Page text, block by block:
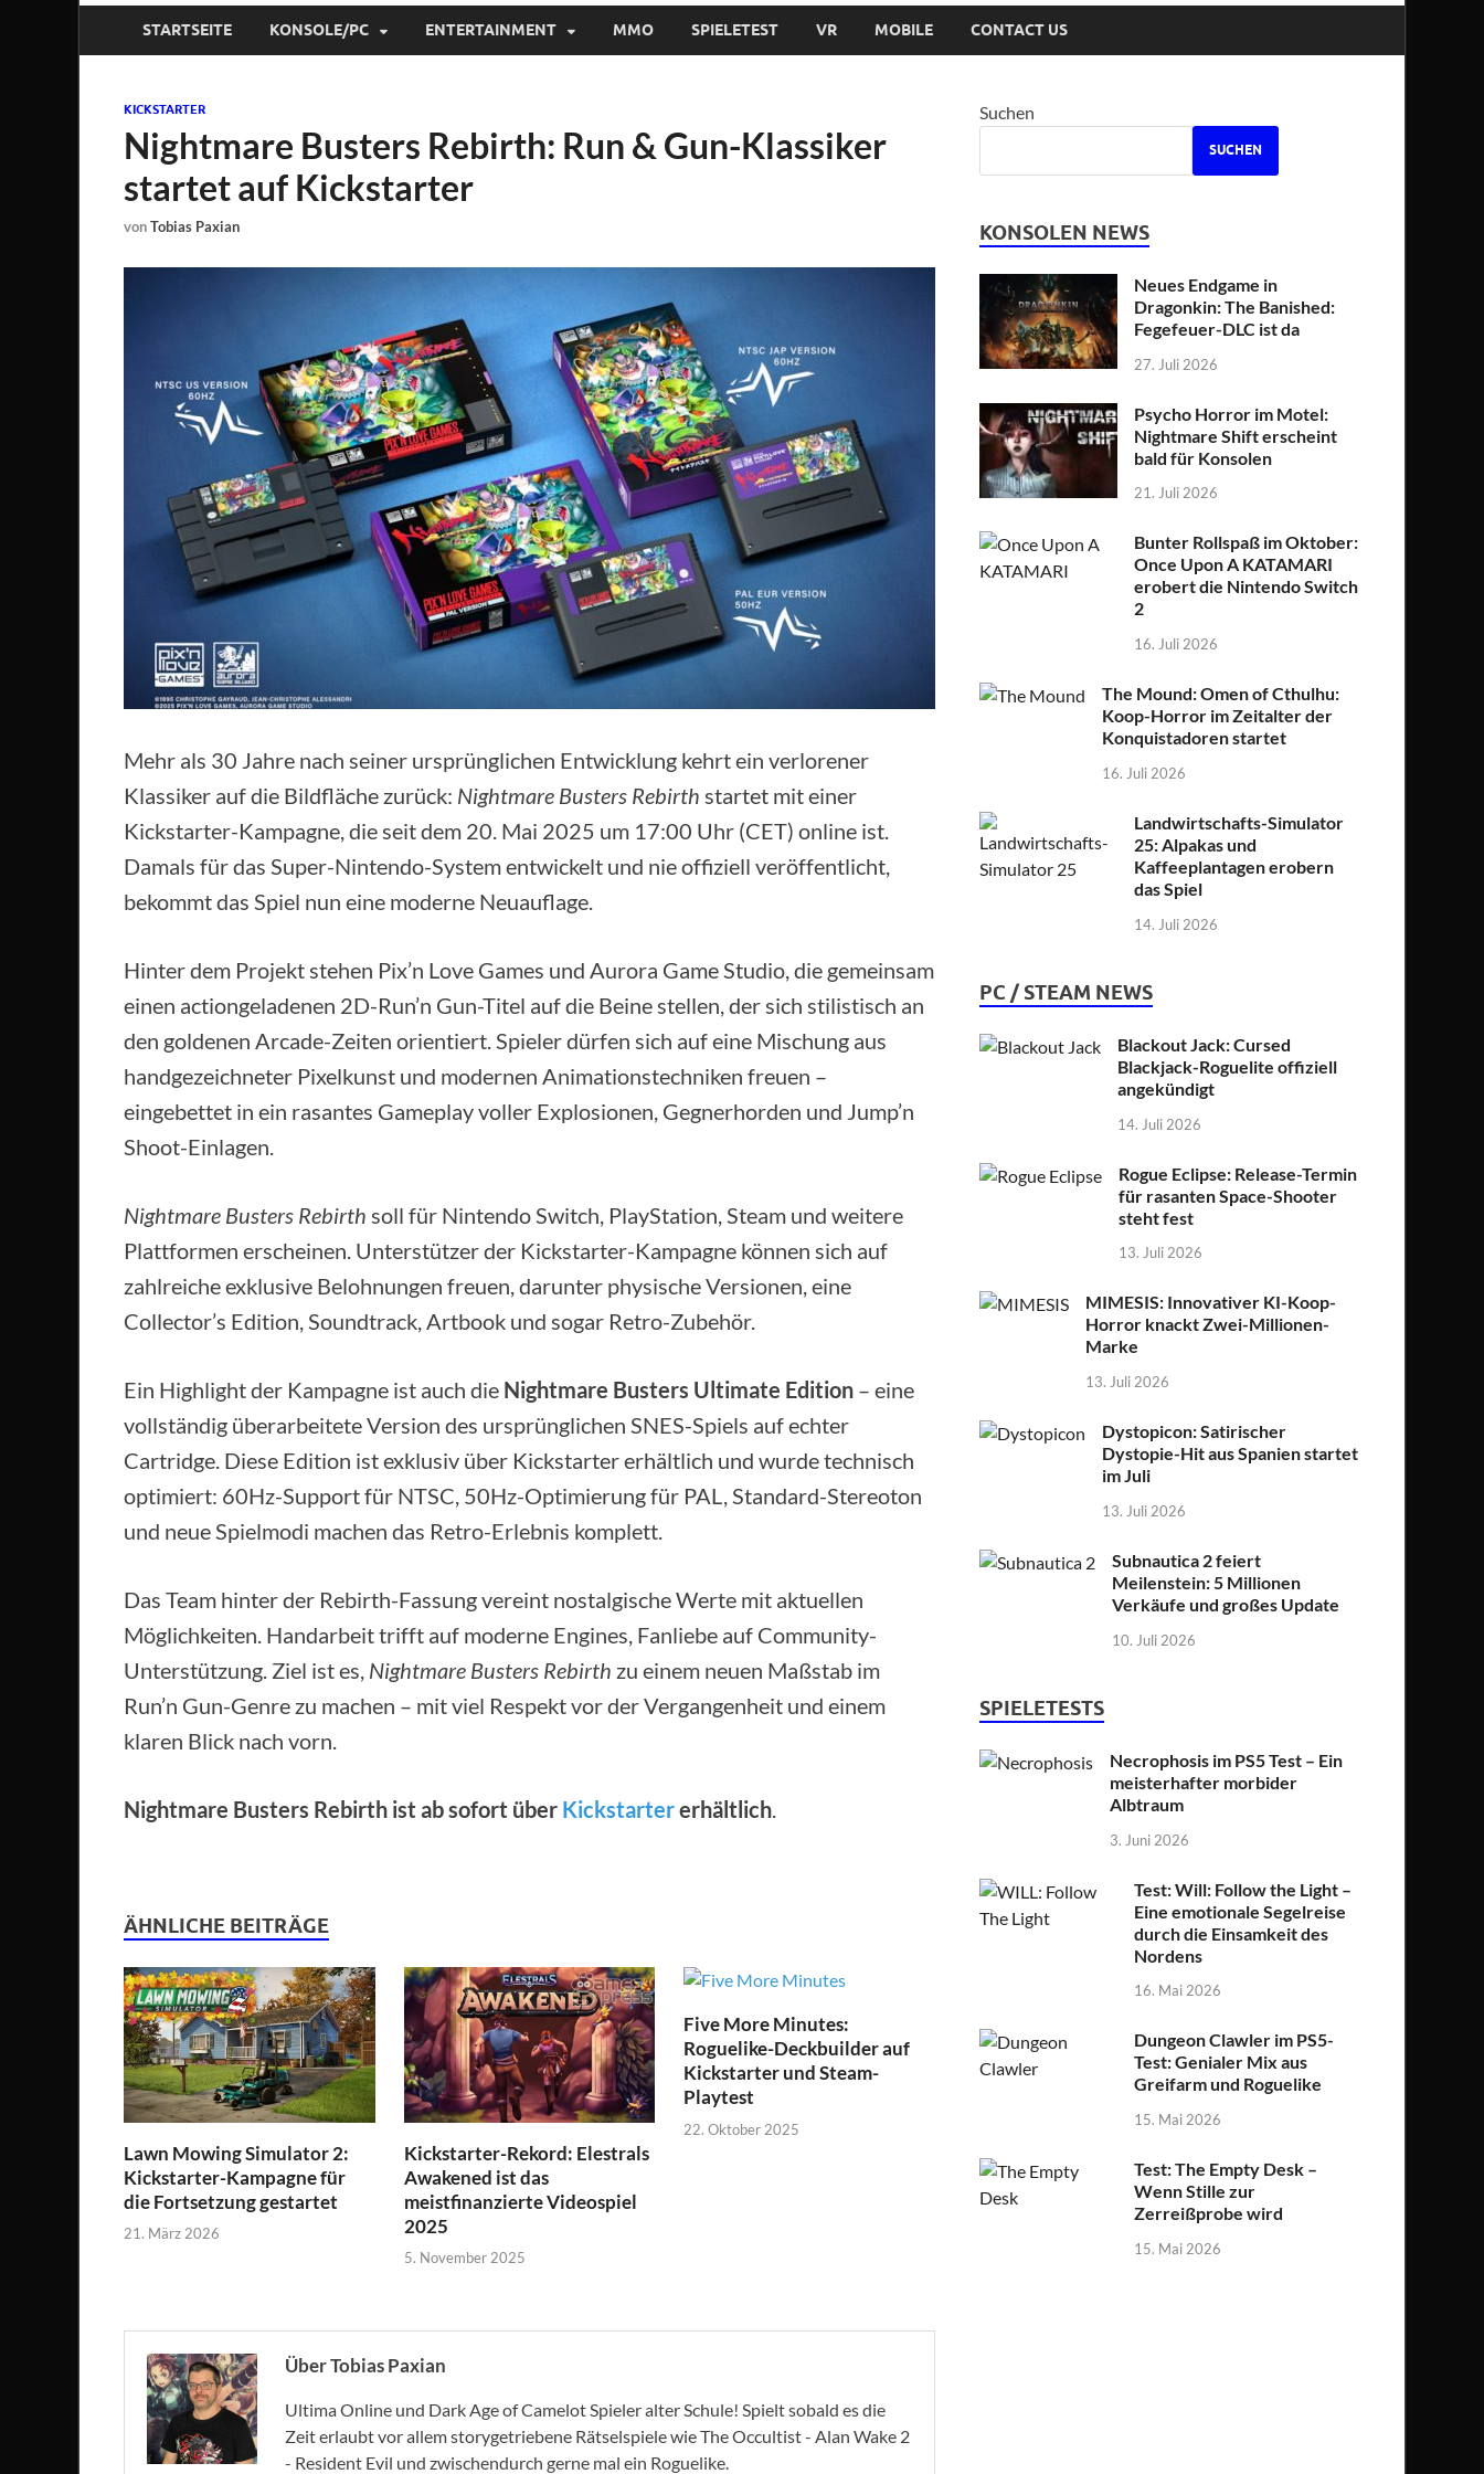
STARTSEITE KONSOLE/PC ENTERTAINMENT MMO SPIELETEST VR MOBILE CONTACT US
KICKSTARTER
Nightmare Busters Rebirth: Run & Gun-Klassiker
startet auf Kickstarter
vonTobias Paxian
Mehr als 30 Jahre nach seiner ursprünglichen Entwicklung kehrt ein verlorener
Klassiker auf die Bildfläche zurück: Nightmare Busters Rebirth startet mit einer
Kickstarter-Kampagne, die seit dem 20. Mai 2025 um 17:00 Uhr (CET) online ist.
Damals für das Super-Nintendo-System entwickelt und nie offiziell veröffentlicht,
bekommt das Spiel nun eine moderne Neuauflage.
Hinter dem Projekt stehen Pix’n Love Games und Aurora Game Studio, die gemeinsam
einen actiongeladenen 2D-Run’n Gun-Titel auf die Beine stellen, der sich stilistisch an
den goldenen Arcade-Zeiten orientiert. Spieler dürfen sich auf eine Mischung aus
handgezeichneter Pixelkunst und modernen Animationstechniken freuen –
eingebettet in ein rasantes Gameplay voller Explosionen, Gegnerhorden und Jump’n
Shoot-Einlagen.
Nightmare Busters Rebirth soll für Nintendo Switch, PlayStation, Steam und weitere
Plattformen erscheinen. Unterstützer der Kickstarter-Kampagne können sich auf
zahlreiche exklusive Belohnungen freuen, darunter physische Versionen, eine
Collector’s Edition, Soundtrack, Artbook und sogar Retro-Zubehör.
Ein Highlight der Kampagne ist auch die Nightmare Busters Ultimate Edition – eine
vollständig überarbeitete Version des ursprünglichen SNES-Spiels auf echter
Cartridge. Diese Edition ist exklusiv über Kickstarter erhältlich und wurde technisch
optimiert: 60Hz-Support für NTSC, 50Hz-Optimierung für PAL, Standard-Stereoton
und neue Spielmodi machen das Retro-Erlebnis komplett.
Das Team hinter der Rebirth-Fassung vereint nostalgische Werte mit aktuellen
Möglichkeiten. Handarbeit trifft auf moderne Engines, Fanliebe auf Community-
Unterstützung. Ziel ist es, Nightmare Busters Rebirth zu einem neuen Maßstab im
Run’n Gun-Genre zu machen – mit viel Respekt vor der Vergangenheit und einem
klaren Blick nach vorn.
Nightmare Busters Rebirth ist ab sofort über Kickstartererhältlich.
ÄHNLICHE BEITRÄGE
Lawn Mowing Simulator 2:
Kickstarter-Kampagne für
die Fortsetzung gestartet
21. März 2026
Kickstarter-Rekord: Elestrals
Awakened ist das
meistfinanzierte Videospiel
2025
5. November 2025
Five More Minutes:
Roguelike-Deckbuilder auf
Kickstarter und Steam-
Playtest
22. Oktober 2025
Über Tobias Paxian
Ultima Online und Dark Age of Camelot Spieler alter Schule! Spielt sobald es die
Zeit erlaubt vor allem storygetriebene Rätselspiele wie The Occultist - Alan Wake 2
- Resident Evil und zwischendurch gerne mal ein Roguelike.
Suchen
SUCHEN
KONSOLEN NEWS
Neues Endgame in
Dragonkin: The Banished:
Fegefeuer-DLC ist da
27. Juli 2026
Psycho Horror im Motel:
Nightmare Shift erscheint
bald für Konsolen
21. Juli 2026
Bunter Rollspaß im Oktober:
Once Upon A KATAMARI
erobert die Nintendo Switch
2
16. Juli 2026
The Mound: Omen of Cthulhu:
Koop-Horror im Zeitalter der
Konquistadoren startet
16. Juli 2026
Landwirtschafts-Simulator
25: Alpakas und
Kaffeeplantagen erobern
das Spiel
14. Juli 2026
PC / STEAM NEWS
Blackout Jack: Cursed
Blackjack-Roguelite offiziell
angekündigt
14. Juli 2026
Rogue Eclipse: Release-Termin
für rasanten Space-Shooter
steht fest
13. Juli 2026
MIMESIS: Innovativer KI-Koop-
Horror knackt Zwei-Millionen-
Marke
13. Juli 2026
Dystopicon: Satirischer
Dystopie-Hit aus Spanien startet
im Juli
13. Juli 2026
Subnautica 2 feiert
Meilenstein: 5 Millionen
Verkäufe und großes Update
10. Juli 2026
SPIELETESTS
Necrophosis im PS5 Test – Ein
meisterhafter morbider
Albtraum
3. Juni 2026
Test: Will: Follow the Light –
Eine emotionale Segelreise
durch die Einsamkeit des
Nordens
16. Mai 2026
Dungeon Clawler im PS5-
Test: Genialer Mix aus
Greifarm und Roguelike
15. Mai 2026
Test: The Empty Desk –
Wenn Stille zur
Zerreißprobe wird
15. Mai 2026